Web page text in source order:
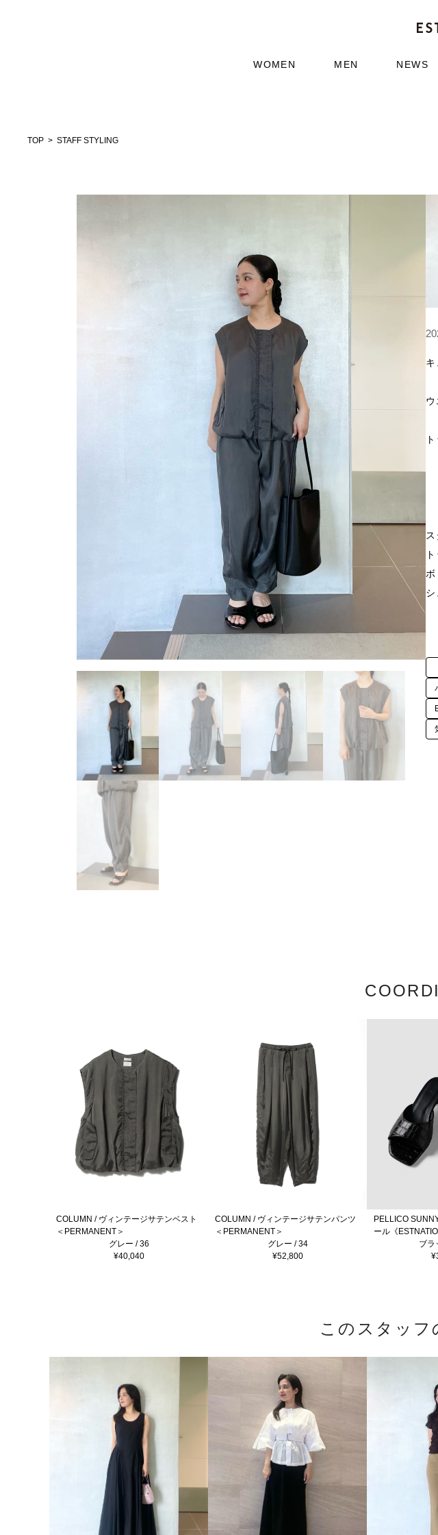
WOMEN MEN NEWS
TOP STAFF STYLING
COLUMN / ヴィンテージサテンベスト
＜PERMANENT＞
グレー / 36
¥40,040
COLUMN / ヴィンテージサテンパンツ
＜PERMANENT＞
グレー / 34
¥52,800
PELLICO
ール《
ブラ
このスタッ